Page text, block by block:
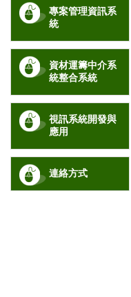
專案管理資訊系
統
資材運籌中介系
統整合系統
視訊系統開發與
應用
連絡方式